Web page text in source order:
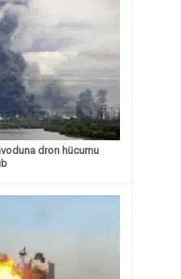
dron hücumu